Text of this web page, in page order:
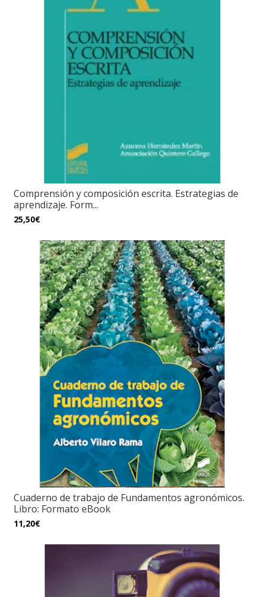
Comprensión y composición escrita. Estrategias de
aprendizaje. Form...
25,50€
Cuaderno de trabajo de Fundamentos agronómicos.
Libro: Formato eBook
11,20€